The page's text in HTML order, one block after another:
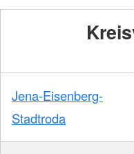
Jena-Eisenberg-
Stadtroda